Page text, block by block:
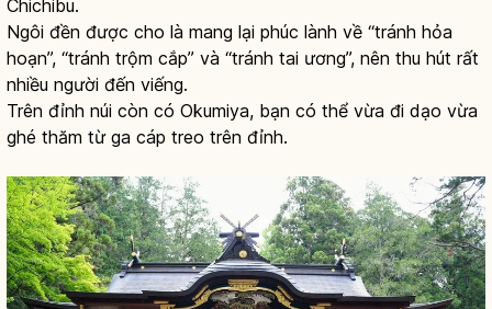
Chichibu.
Ngôi đền được cho là mang lại phúc lành về “tránh hỏa
hoạn”, “tránh trộm cắp” và “tránh tai ương”, nên thu hút rất
nhiều người đến viếng.
Trên đỉnh núi còn có Okumiya, bạn có thể vừa đi dạo vừa
ghé thăm từ ga cáp treo trên đỉnh.